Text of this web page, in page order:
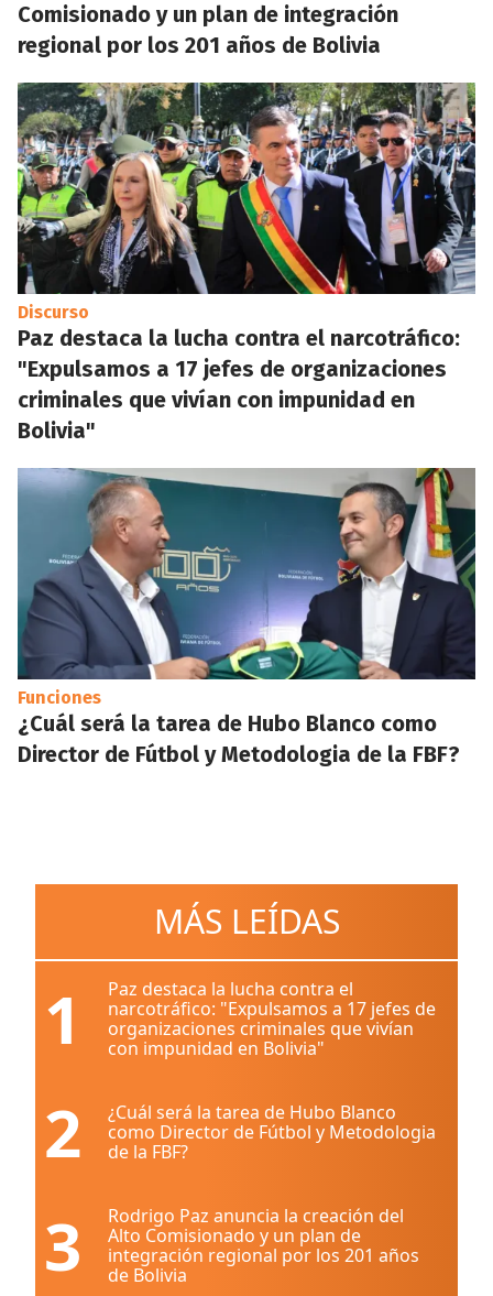
Comisionado y un plan de integración
regional por los 201 años de Bolivia
Discurso
Paz destaca la lucha contra el narcotráfico:
"Expulsamos a 17 jefes de organizaciones
criminales que vivían con impunidad en
Bolivia"
Funciones
¿Cuál será la tarea de Hubo Blanco como
Director de Fútbol y Metodologia de la FBF?
MÁS LEÍDAS
1
Paz destaca la lucha contra el
narcotráfico: "Expulsamos a 17 jefes de
organizaciones criminales que vivían
con impunidad en Bolivia"
2
¿Cuál será la tarea de Hubo Blanco
como Director de Fútbol y Metodologia
de la FBF?
3
Rodrigo Paz anuncia la creación del
Alto Comisionado y un plan de
integración regional por los 201 años
de Bolivia